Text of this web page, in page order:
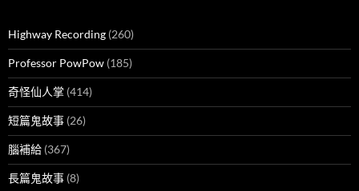
Highway Recording (260)
Professor PowPow (185)
奇怪仙人掌 (414)
短篇鬼故事 (26)
腦補給 (367)
長篇鬼故事 (8)